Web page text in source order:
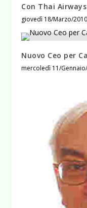
Con Thai
giovedì 18/Marzo/2010
Nuovo Ceo per
mercoledì 11/